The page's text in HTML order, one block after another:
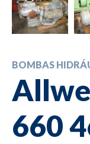
BOMBAS
660